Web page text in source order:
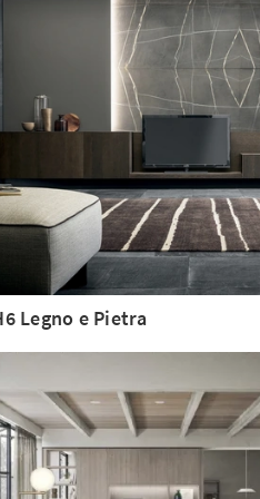
Legno e Pietra